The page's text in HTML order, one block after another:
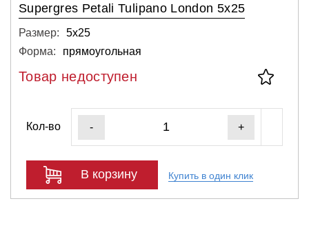
Supergres Petali Tulipano London 5x25
Размер:
5х25
Форма:
прямоугольная
Товар недоступен
Кол-во - +
В корзину Купить в один клик